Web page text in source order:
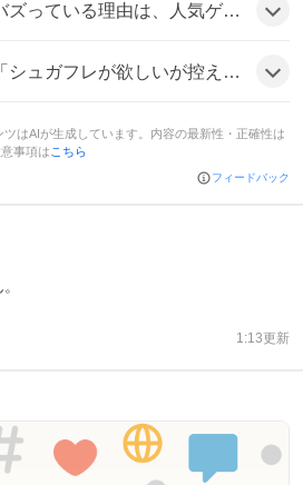
同時期に多数のキャラを投入し、ビジュアルや性能が注目を集めたことに加え、限定アイテムや強化月間の予告がユーザーの期待感を高めたためとみられる。
弱いと感じる声もある」「めっちゃ楽しみ」といった意見が見られ、期待と揶揄が混在した雰囲気だ。
はAIが生成しています。内容の最新性・正確性は
事項は こちら
フィードバック
1:13更新